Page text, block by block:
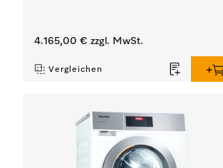
4.165,00 € zzgl. MwSt.
Vergleichen